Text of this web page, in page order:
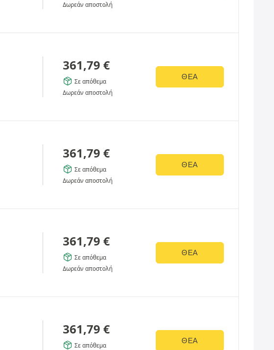
Δωρεάν αποστολή
361,79 €
Σε απόθεμα
Δωρεάν αποστολή
ΘΈΑ
361,79 €
Σε απόθεμα
Δωρεάν αποστολή
ΘΈΑ
361,79 €
Σε απόθεμα
Δωρεάν αποστολή
ΘΈΑ
361,79 €
Σε απόθεμα
ΘΈΑ